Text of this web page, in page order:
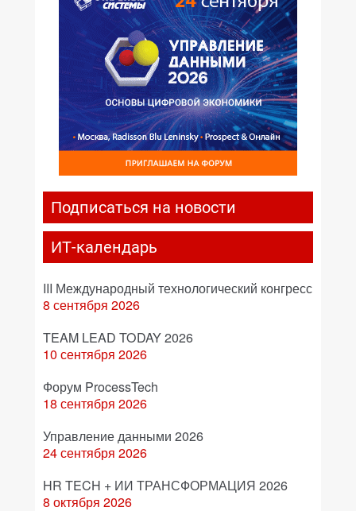
Подписаться на новости
ИТ-календарь
III Международный технологический конгресс
8 сентября 2026
TEAM LEAD TODAY 2026
10 сентября 2026
Форум ProcessTech
18 сентября 2026
Управление данными 2026
24 сентября 2026
HR TECH + ИИ ТРАНСФОРМАЦИЯ 2026
8 октября 2026